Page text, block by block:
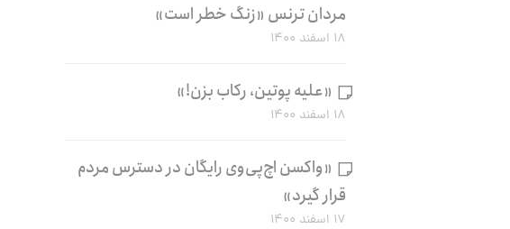
مردان ترنس «زنگ خطر است»
۱۸ اسفند ۱۴۰۰
«علیه پوتین، رکاب بزن!»
۱۸ اسفند ۱۴۰۰
«واکسن اچ‌پی‌وی رایگان در دسترس مردم
قرار گیرد»
۱۷ اسفند ۱۴۰۰